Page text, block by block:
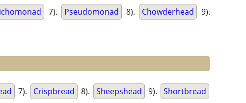
7). Pseudomonad 8). Chowderhead 9).
7). Crispbread 8). Sheepshead 9). Shortbread